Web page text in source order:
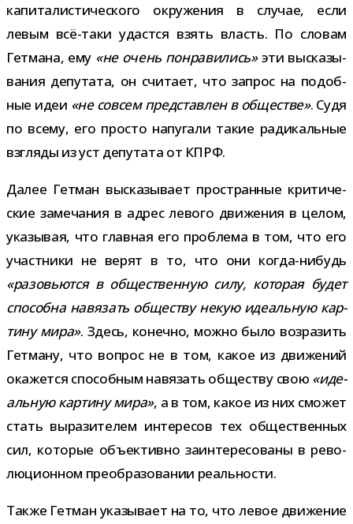
капи­та­ли­сти­че­ского окру­же­ния в слу­чае, если
левым всё-​таки удастся взять власть. По сло­вам
Гетмана, ему «не очень понра­ви­лись»эти выска­зы­
ва­ния депу­тата, он счи­тает, что запрос на подоб­
ные идеи «не совсем пред­став­лен в обще­стве». Судя
по всему, его про­сто напу­гали такие ради­каль­ные
взгляды из уст депу­тата от КПРФ.
Далее Гетман выска­зы­вает про­стран­ные кри­ти­че­
ские заме­ча­ния в адрес левого дви­же­ния в целом,
ука­зы­вая, что глав­ная его про­блема в том, что его
участ­ники не верят в то, что они когда-​нибудь
«разо­вьются в обще­ствен­ную силу, кото­рая будет
спо­собна навя­зать обще­ству некую иде­аль­ную кар­
тину мира». Здесь, конечно, можно было воз­ра­зить
Гетману, что вопрос не в том, какое из дви­же­ний
ока­жется спо­соб­ным навя­зать обще­ству свою «иде­
аль­ную кар­тину мира», а в том, какое из них смо­жет
стать выра­зи­те­лем инте­ре­сов тех обще­ствен­ных
сил, кото­рые объ­ек­тивно заин­те­ре­со­ваны в рево­
лю­ци­он­ном пре­об­ра­зо­ва­нии реальности.
Также Гетман ука­зы­вает на то, что левое дви­же­ние